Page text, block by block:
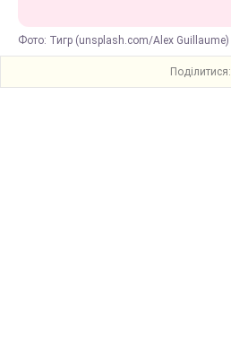
Фото: Тигр (unsplash.com/Alex Guillaume)
Поділитися: